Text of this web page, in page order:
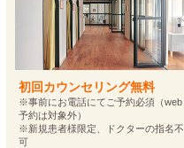
初回カウンセリング無料
※事前にお電話にてご予約必須（web
予約は対象外）
※新規患者様限定、ドクターの指名不
可